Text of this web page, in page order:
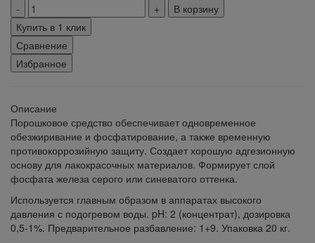
В корзину
Купить в 1 клик
Сравнение
Избранное
Описание
Порошковое средство обеспечивает одновременное
обезжиривание и фосфатирование, а также временную
противокоррозийную защиту. Создает хорошую адгезионную
основу для лакокрасочных материалов. Формирует слой
фосфата железа серого или синеватого оттенка.
Используется главным образом в аппаратах высокого
давления с подогревом воды. pH: 2 (концентрат), дозировка
0,5-1%. Предварительное разбавление: 1+9. Упаковка 20 кг.